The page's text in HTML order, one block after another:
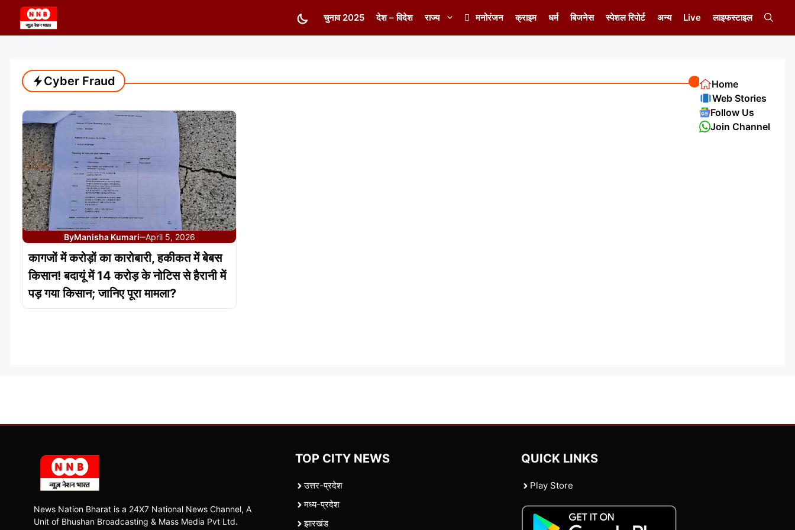
content
चुनाव 2025 देश – विदेश राज्य मनोरंजन क्राइम धर्म बिजनेस स्पेशल रिपोर्ट अन्य Live लाइफस्टाइल
Cyber Fraud
ByManisha Kumari—April 5, 2026
कागजों में करोड़ों का कारोबारी, हकीकत में बेबस
किसान! बदायूं में 14 करोड़ के नोटिस से हैरानी में
पड़ गया किसान; जानिए पूरा मामला?
Home
Web Stories
Follow Us
Join Channel
News Nation Bharat is a 24X7 National News Channel, A
Unit of Bhushan Broadcasting & Mass Media Pvt Ltd.
TOP CITY NEWS
उत्तर-प्रदेश
मध्य-प्रदेश
झारखंड
QUICK LINKS
Play Store